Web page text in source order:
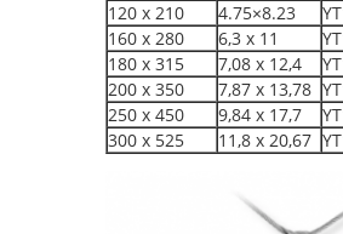
120 x 210
4.75×8.23
160 x 280
6,3 x 11
180 x 315
7,08 x 12,4
200 x 350
7,87 x 13,78
250 x 450
9,84 x 17,7
300 x 525
11,8 x 20,67